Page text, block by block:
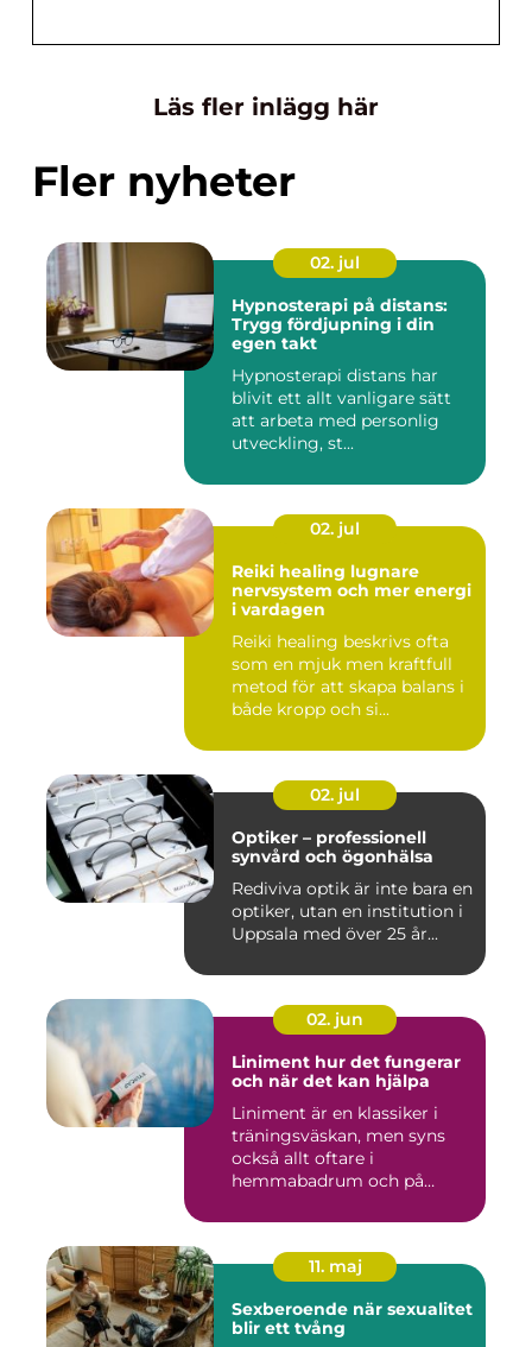
Läs fler inlägg här
Fler nyheter
02. jul
Hypnosterapi på distans:
Trygg fördjupning i din
egen takt
Hypnosterapi distans har
blivit ett allt vanligare sätt
att arbeta med personlig
utveckling, st...
02. jul
Reiki healing lugnare
nervsystem och mer energi
i vardagen
Reiki healing beskrivs ofta
som en mjuk men kraftfull
metod för att skapa balans i
både kropp och si...
02. jul
Optiker – professionell
synvård och ögonhälsa
Rediviva optik är inte bara en
optiker, utan en institution i
Uppsala med över 25 år...
02. jun
Liniment hur det fungerar
och när det kan hjälpa
Liniment är en klassiker i
träningsväskan, men syns
också allt oftare i
hemmabadrum och på
11. maj
Sexberoende när sexualitet
blir ett tvång